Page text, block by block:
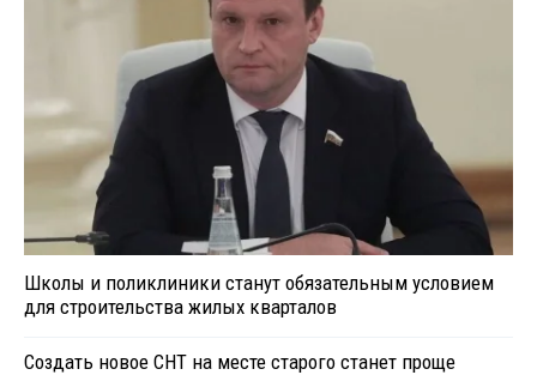
Школы и поликлиники станут обязательным условием
для строительства жилых кварталов
Создать новое СНТ на месте старого станет проще